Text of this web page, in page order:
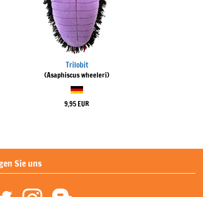
Trilobit
(Asaphiscus wheeleri)
9,95 EUR
Sie uns